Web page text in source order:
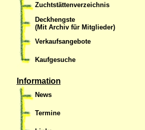
Zuchtstättenverzeichnis
Deckhengste
(Mit Archiv für Mitglieder)
Verkaufsangebote
Kaufgesuche
Information
News
Termine